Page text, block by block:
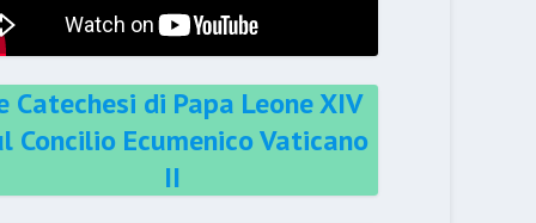
Catechesi di Papa Leone XIV
Concilio Ecumenico Vaticano
II